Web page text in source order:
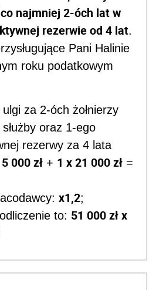
co najmniej 2-óch lat w
rezerwie od 4 lat.
Pani Halinie
roku podatkowym
za 2-óch żołnierzy
oraz 1-ego
rezerwy za 4 lata
000 zł + 1 x 21 000 zł =
x1,2;
to: 51 000 zł x